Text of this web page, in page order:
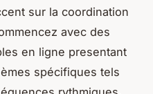
sur la coordination
avec des
en ligne presentant
spécifiques tels